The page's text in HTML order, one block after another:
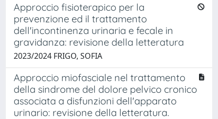
Approccio fisioterapico per la
prevenzione ed il trattamento
dell'incontinenza urinaria e fecale in
gravidanza: revisione della letteratura
2023/2024 FRIGO, SOFIA
Approccio miofasciale nel trattamento
della sindrome del dolore pelvico cronico
associata a disfunzioni dell'apparato
urinario: revisione della letteratura.